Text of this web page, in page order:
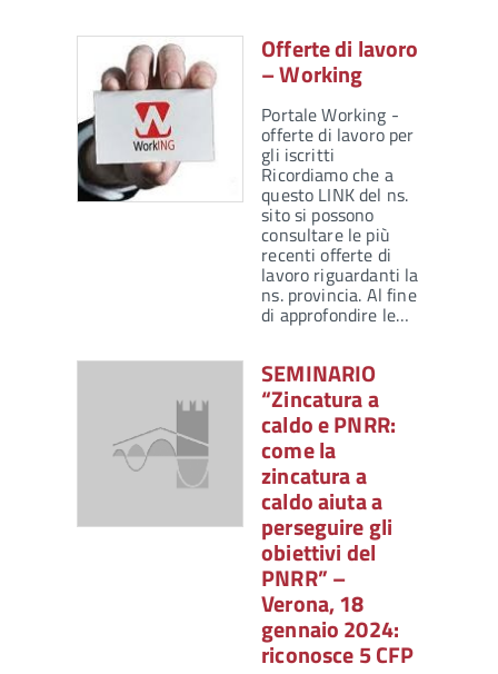
Offerte di lavoro
– Working
Portale Working -
offerte di lavoro per
gli iscritti
Ricordiamo che a
questo LINK del ns.
sito si possono
consultare le più
recenti offerte di
lavoro riguardanti la
ns. provincia. Al fine
di approfondire le…
SEMINARIO
“Zincatura a
caldo e PNRR:
come la
zincatura a
caldo aiuta a
perseguire gli
obiettivi del
PNRR” –
Verona, 18
gennaio 2024:
riconosce 5 CFP